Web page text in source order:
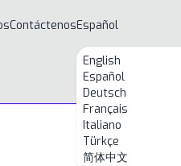
ContáctenosEspañol
English
Español
Deutsch
Français
Italiano
Türkçe
简体中文